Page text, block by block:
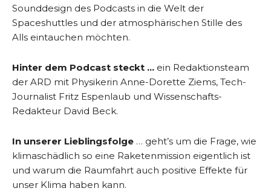
Sounddesign des Podcasts in die Welt der
Spaceshuttles und der atmosphärischen Stille des
Alls eintauchen möchten.
Hinter dem Podcast steckt … ein Redaktionsteam
der ARD mit Physikerin Anne-Dorette Ziems, Tech-
Journalist Fritz Espenlaub und Wissenschafts-
Redakteur David Beck.
In unserer Lieblingsfolge … geht’s um die Frage, wie
klimaschädlich so eine Raketenmission eigentlich ist
und warum die Raumfahrt auch positive Effekte für
unser Klima haben kann.